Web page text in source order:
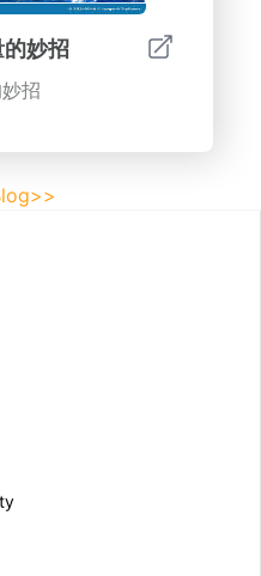
妙招
招